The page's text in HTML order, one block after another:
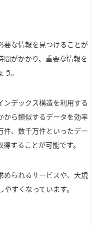
要な情報を見つけることが
間がかかり、重要な情報を
。
ンデックス構造を利用する
から類似するデータを効率
件、数千万件といったデー
することが可能です。
められるサービスや、大規
すくなっています。